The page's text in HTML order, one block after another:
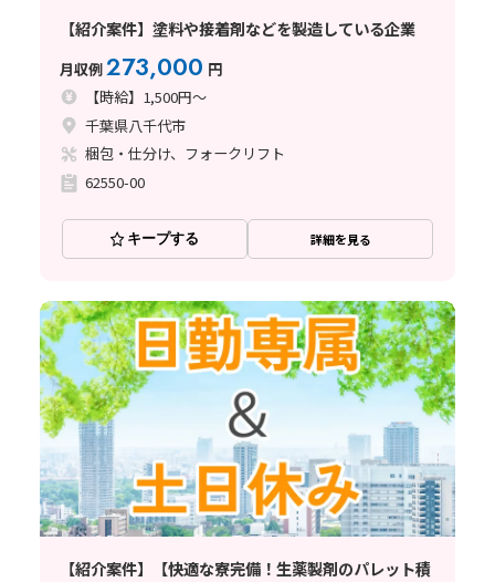
【紹介案件】塗料や接着剤などを製造している企業
月収例273,000 円
【時給】1,500円～
千葉県八千代市
梱包・仕分け、フォークリフト
62550-00
キープする 詳細を見る
【紹介案件】【快適な寮完備！生薬製剤のパレット積